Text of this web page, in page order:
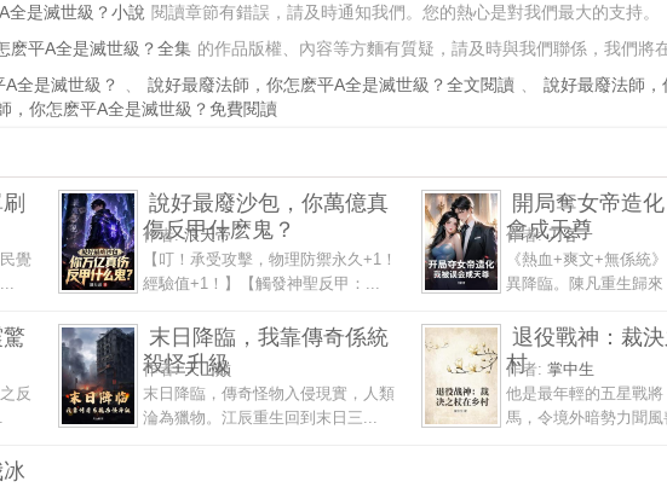
全是滅世級？小說 閱讀章節有錯誤，請及時通知我們。您的熱心是對我們最大的支持。
麽平A全是滅世級？全集 的作品版權、內容等方麵有質疑，請及時與我們聯係，我們將
全是滅世級？ 、 說好最廢法師，你怎麽平A全是滅世級？全文閱讀 、 說好最廢法師
，你怎麽平A全是滅世級？免費閱讀
覺
說好最廢沙包，你萬億真
傷反甲什麽鬼？
作者:浪天帝
【叮！承受攻擊，物理防禦永久+1！
經驗值+1！】【觸發神聖反甲：...
開局奪女帝造
會成天尊
作者:刀客
《熱血+爽文+無係統
異降臨。陳凡重生歸
反
末日降臨，我靠傳奇係統
殺怪升級
作者:天山巔
末日降臨，傳奇怪物入侵現實，人類
淪為獵物。江辰重生回到末日三...
退役戰神：裁
村
作者: 掌中生
他是最年輕的五星戰
馬，令境外暗勢力聞